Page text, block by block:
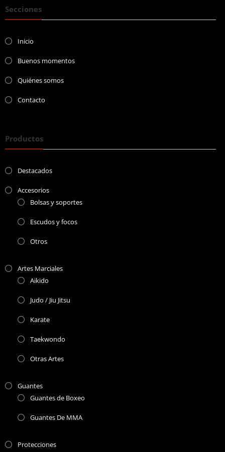
Secciones
Inicio
Buenos momentos
Quiénes somos
Contacto
Productos
Destacados
Accesorios
Bolsas y soportes
Escudos y focos
Otros
Artes Marciales
Aikido
Judo / Jiu Jitsu
Karate
Taekwondo
Otras Artes
Guantes
Guantes de Boxeo
Guantes De MMA
Protecciones